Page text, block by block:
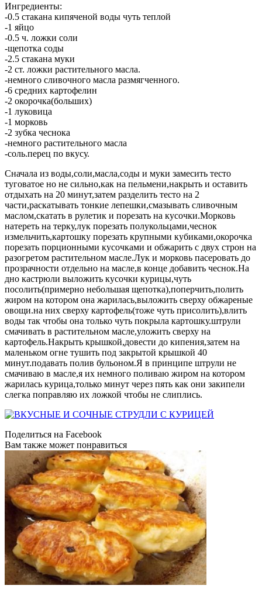
Ингредиенты:
-0.5 стакана кипяченой воды чуть теплой
-1 яйцо
-0.5 ч. ложки соли
-щепотка соды
-2.5 стакана муки
-2 ст. ложки растительного масла.
-немного сливочного масла размягченного.
-6 средних картофелин
-2 окорочка(больших)
-1 луковица
-1 морковь
-2 зубка чеснока
-немного растительного масла
-соль.перец по вкусу.
Сначала из воды,соли,масла,соды и муки замесить тесто
туговатое но не сильно,как на пельмени,накрыть и оставить
отдыхать на 20 минут,затем разделить тесто на 2
части,раскатывать тонкие лепешки,смазывать сливочным
маслом,скатать в рулетик и порезать на кусочки.Морковь
натереть на терку,лук порезать полукольцами,чеснок
измельчить,картошку порезать крупными кубиками,окорочка
порезать порционными кусочками и обжарить с двух строн на
разогретом растительном масле.Лук и морковь пасеровать до
прозрачности отдельно на масле,в конце добавить чеснок.На
дно кастрюли выложить кусочки курицы,чуть
посолить(примерно небольшая щепотка),поперчить,полить
жиром на котором она жарилась,выложить сверху обжареные
овощи.на них сверху картофель(тоже чуть присолить),влить
воды так чтобы она только чуть покрыла картошку.штрули
смачивать в растительном масле,уложить сверху на
картофель.Накрыть крышкой,довести до кипения,затем на
маленьком огне тушить под закрытой крышкой 40
минут.подавать полив бульоном.Я в принципе штрули не
смачиваю в масле,я их немного поливаю жиром на котором
жарилась курица,только минут через пять как они закипели
слегка поправляю их ложкой чтобы не слиплись.
Поделиться на Facebook
Вам также может понравиться